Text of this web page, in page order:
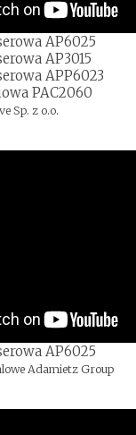
AP6025
AP3015
APP6023
PAC2060
Sp. z o.o.
AP6025
Adamietz Group